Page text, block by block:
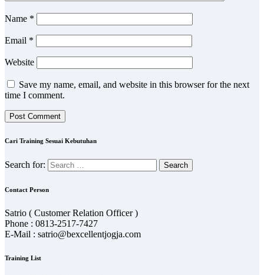
Name *
Email *
Website
Save my name, email, and website in this browser for the next
time I comment.
Cari Training Sesuai Kebutuhan
Search for:
Contact Person
Satrio ( Customer Relation Officer )
Phone : 0813-2517-7427
E-Mail : satrio@bexcellentjogja.com
Training List